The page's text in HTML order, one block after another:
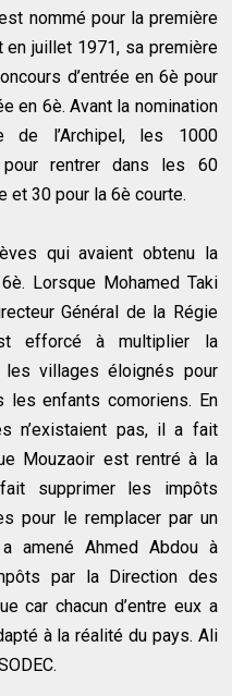
nommé pour la première
en juillet 1971, sa première
d’entrée en 6è pour
en 6è. Avant la nomination
de l’Archipel, les 1000
pour rentrer dans les 60
et 30 pour la 6è courte.
qui avaient obtenu la
Lorsque Mohamed Taki
Général de la Régie
efforcé à multiplier la
villages éloignés pour
les enfants comoriens. En
n’existaient pas, il a fait
Mouzaoir est rentré à la
supprimer les impôts
pour le remplacer par un
amené Ahmed Abdou à
par la Direction des
car chacun d’entre eux a
à la réalité du pays. Ali